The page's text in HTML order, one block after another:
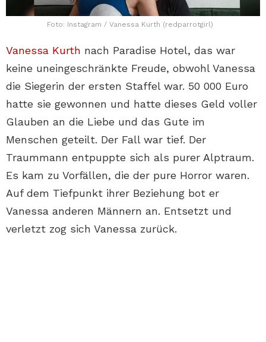
Foto: Instagram / Vanessa Kurth (redparrotgirl)
Vanessa Kurth nach Paradise Hotel, das war
keine uneingeschränkte Freude, obwohl Vanessa
die Siegerin der ersten Staffel war. 50 000 Euro
hatte sie gewonnen und hatte dieses Geld voller
Glauben an die Liebe und das Gute im
Menschen geteilt. Der Fall war tief. Der
Traummann entpuppte sich als purer Alptraum.
Es kam zu Vorfällen, die der pure Horror waren.
Auf dem Tiefpunkt ihrer Beziehung bot er
Vanessa anderen Männern an. Entsetzt und
verletzt zog sich Vanessa zurück.